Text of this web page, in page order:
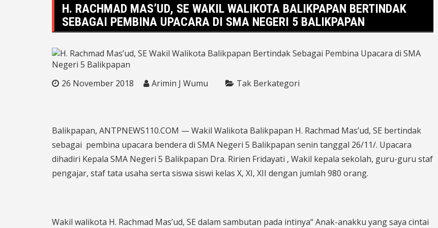
H. RACHMAD MAS’UD, SE WAKIL WALIKOTA BALIKPAPAN BERTINDAK
SEBAGAI PEMBINA UPACARA DI SMA NEGERI 5 BALIKPAPAN
26 November 2018 Arimin J Wumu Tak Berkategori
Balikpapan, ANTPNEWS110.COM — Wakil Walikota Balikpapan H. Rachmad Mas’ud, SE bertindak
sebagai pembina upacara bendera di SMA Negeri 5 Balikpapan senin tanggal 26/11/. Upacara
dihadiri Kepala SMA Negeri 5 Balikpapan Dra. Ririen Fridayati , Wakil kepala sekolah, guru-guru staf
pengajar, staf tata usaha serta siswa siswi kelas X, XI, XII dengan jumlah 980 orang.
Wakil walikota H. Rachmad Mas’ud, SE dalam sambutan pada intinya“ Anak-anakku yang saya cintai